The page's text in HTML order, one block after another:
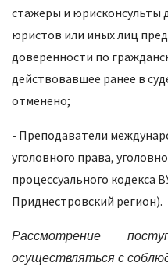
стажеры и юрисконсульты
юристов или иных лиц
доверенности по
действовавшее ранее в
отменено;
- Преподаватели
уголовного права,
процессуального кодекса
Приднестровский регион).
Рассмотрение
осуществляться с